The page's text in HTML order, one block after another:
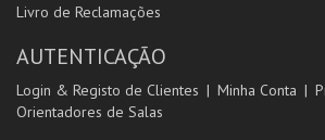
Livro de Reclamações
AUTENTICAÇÃO
Login & Registo de Clientes Minha Conta
Orientadores de Salas